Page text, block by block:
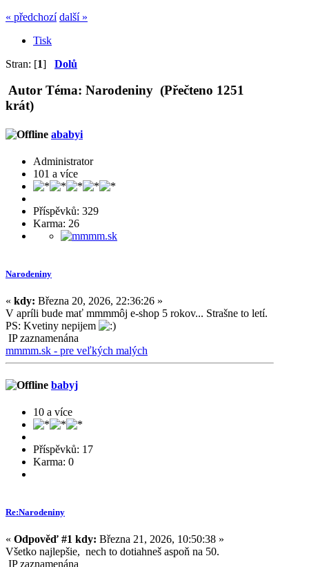
« předchozí další »
Tisk
Stran: [1] Dolů
Autor Téma: Narodeniny (Přečteno 1251
krát)
ababyi
Administrator
101 a více
Příspěvků: 329
Karma: 26
Narodeniny
« kdy: Března 20, 2026, 22:36:26 »
V apríli bude mať mmmmôj e-shop 5 rokov... Strašne to letí.
PS: Kvetiny nepijem
IP zaznamenána
mmmm.sk - pre veľkých malých
babyj
10 a více
Příspěvků: 17
Karma: 0
Re:Narodeniny
« Odpověď #1 kdy: Března 21, 2026, 10:50:38 »
Všetko najlepšie, nech to dotiahneš aspoň na 50.
IP zaznamenána